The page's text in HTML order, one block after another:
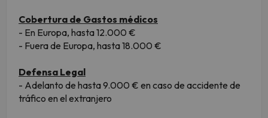
Cobertura de Gastos médicos
- En Europa, hasta 12.000 €
- Fuera de Europa, hasta 18.000 €
Defensa Legal
- Adelanto de hasta 9.000 € en caso de accidente de
tráfico en el extranjero